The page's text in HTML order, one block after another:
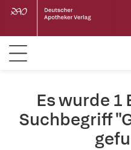
Es wurde 1
Suchbegriff